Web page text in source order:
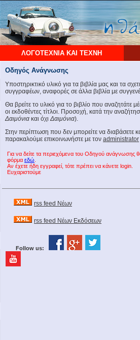
ΛΟΓΟΤΕΧΝΙΑ ΚΑΙ ΤΕΧΝΗ
Οδηγός Ανάγνωσης
Υποστηρικτικό υλικό για τα βιβλία μας και τα
συγγραφέων, αναφορές σε άλλα βιβλία με
Θα βρείτε το υλικό για το βιβλίο που αναζητάτε
οι εκδοθέντες τίτλοι. Προσοχή, κατά την
Δαιμόνια και όχιΔαιμόνια).
Στην περίπτωση που δεν μπορείτε να διαβάσετε
παρακαλούμε επικοινωνήστε με τον administrator
Για να δείτε τα περιεχόμενα του Οδηγού
φόρμα εδώ
Αν έχετε ήδη εγγραφεί, τότε πρέπει να κάνετε login.
Ευχαριστούμε
rss feed Νέων
rss feed Νέων Εκδόσεων
Follow us: